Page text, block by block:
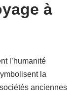
à
l’humanité
la
anciennes